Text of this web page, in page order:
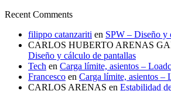
Recent Comments
filippo catanzariti en SPW – Diseño y
CARLOS HUBERTO ARENAS
Diseño y cálculo de pantallas
Tech en Carga límite, asientos –
Francesco en Carga límite, asientos –
CARLOS ARENAS en Estabilidad